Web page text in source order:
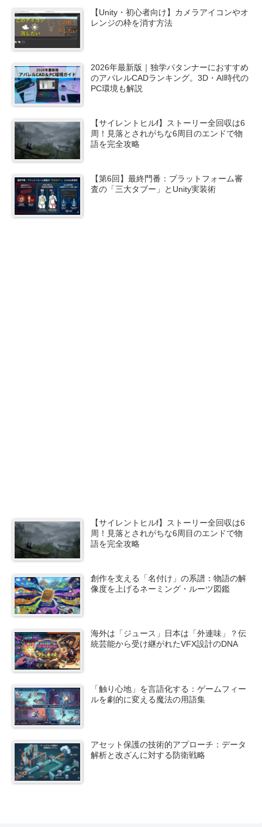
【Unity・初心者向け】カメラアイコンやオ
レンジの枠を消す方法
2026年最新版｜独学パタンナーにおすすめ
のアパレルCADランキング。3D・AI時代の
PC環境も解説
【サイレントヒルf】ストーリー全回収は6
周！見落とされがちな6周目のエンドで物
語を完全攻略
【第6回】最終門番：プラットフォーム審
査の「三大タブー」とUnity実装術
【サイレントヒルf】ストーリー全回収は6
周！見落とされがちな6周目のエンドで物
語を完全攻略
創作を支える「名付け」の系譜：物語の解
像度を上げるネーミング・ルーツ図鑑
海外は「ジュース」日本は「外連味」？伝
統芸能から受け継がれたVFX設計のDNA
「触り心地」を言語化する：ゲームフィー
ルを劇的に変える魔法の用語集
アセット保護の技術的アプローチ：データ
解析と改ざんに対する防衛戦略